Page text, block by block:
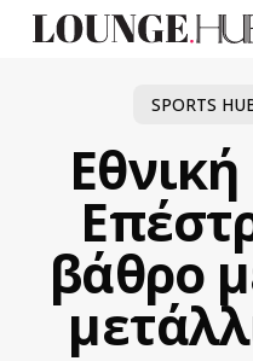
SPORTS
βάθρο